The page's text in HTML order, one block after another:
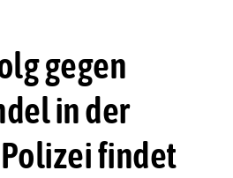
gegen
in der
findet